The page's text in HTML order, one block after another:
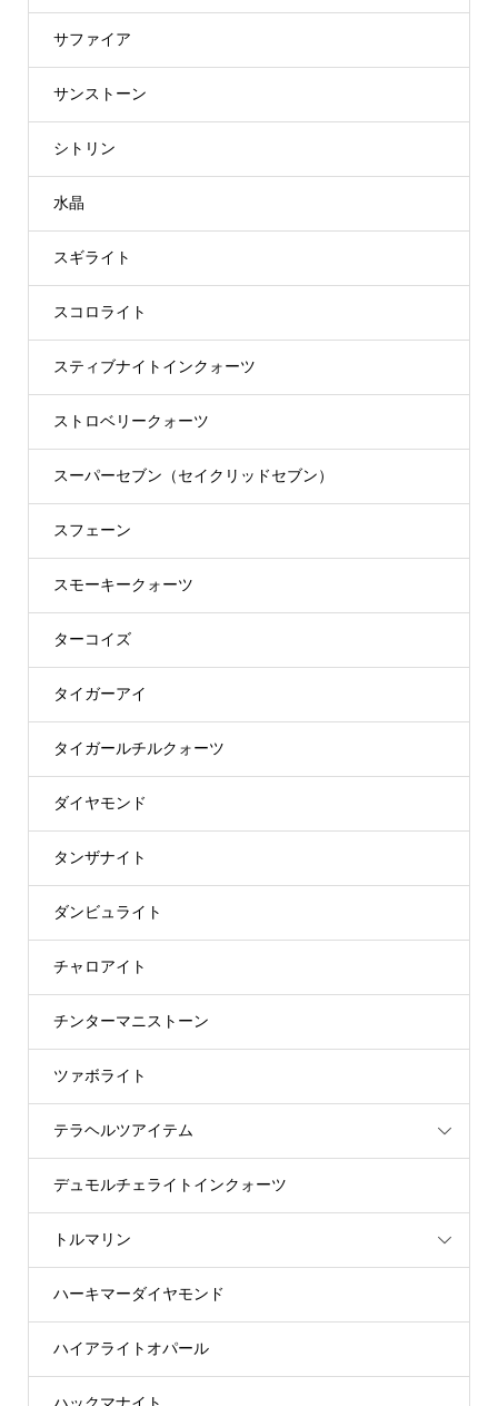
サファイア
サンストーン
シトリン
水晶
スギライト
スコロライト
スティブナイトインクォーツ
ストロベリークォーツ
スーパーセブン（セイクリッドセブン）
スフェーン
スモーキークォーツ
ターコイズ
タイガーアイ
タイガールチルクォーツ
ダイヤモンド
タンザナイト
ダンビュライト
チャロアイト
チンターマニストーン
ツァボライト
テラヘルツアイテム
デュモルチェライトインクォーツ
トルマリン
ハーキマーダイヤモンド
ハイアライトオパール